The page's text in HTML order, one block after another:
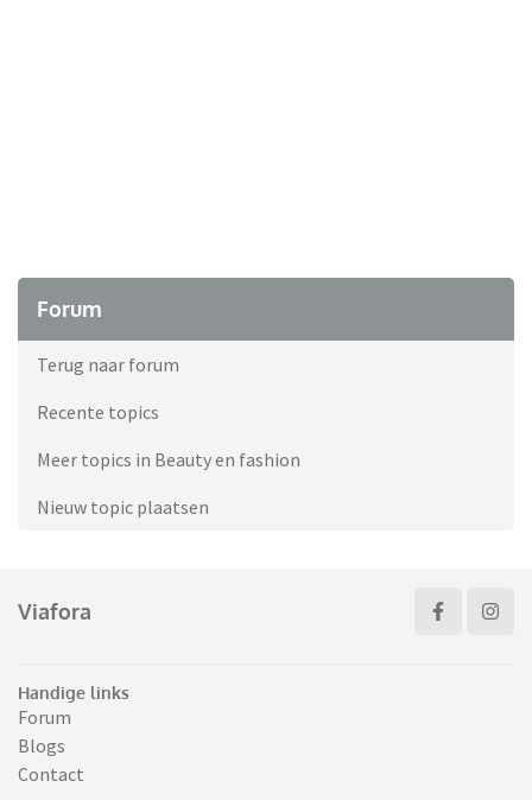
Forum
Terug naar forum
Recente topics
Meer topics in Beauty en fashion
Nieuw topic plaatsen
Viafora
Handige links
Forum
Blogs
Contact